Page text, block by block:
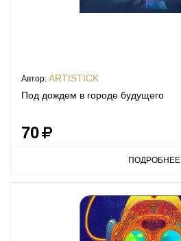
Автор: ARTISTICK
Под дождем в городе будущего
70
ПОДРОБНЕЕ